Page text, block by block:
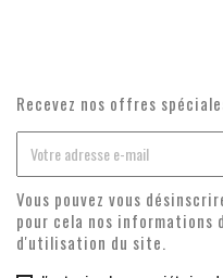
Recevez nos offres
Vous pouvez vous
pour cela nos informations
d'utilisation du site.